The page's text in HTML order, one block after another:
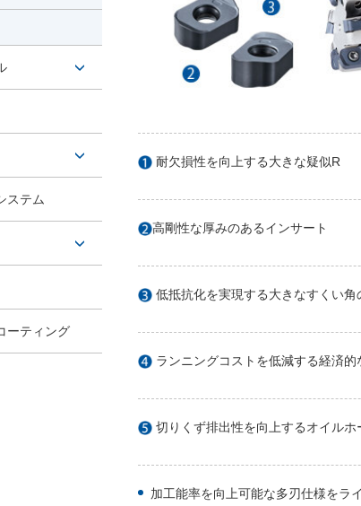
耐欠損性を向上する大きな疑似R
高剛性な厚みのあるインサート
低抵抗化を実現する大きなすくい角
ランニングコストを低減する経済
切りくず排出性を向上するオイルホ
加工能率を向上可能な多刃仕様をラ
ステム
ーティング